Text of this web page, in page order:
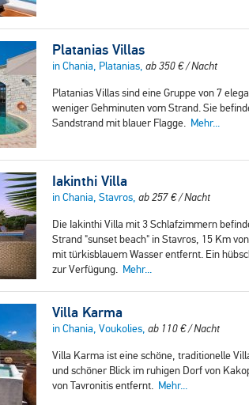
Platanias Villas
in Chania, Platanias, ab350€/ Nacht
Platanias Villas sind eine Gruppe von 7
weniger Gehminuten vom Strand. Sie
Sandstrand mit blauer Flagge. Mehr...
Iakinthi Villa
in Chania, Stavros, ab257€/ Nacht
Die Iakinthi Villa mit 3 Schlafzimmern
Strand "sunset beach" in Stavros, 15 Km
mit türkisblauem Wasser entfernt. Ein
zur Verfügung. Mehr...
Villa Karma
in Chania, Voukolies, ab 110€/ Nacht
Villa Karma ist eine schöne, traditionelle
und schöner Blick im ruhigen Dorf von
von Tavronitis entfernt. Mehr...